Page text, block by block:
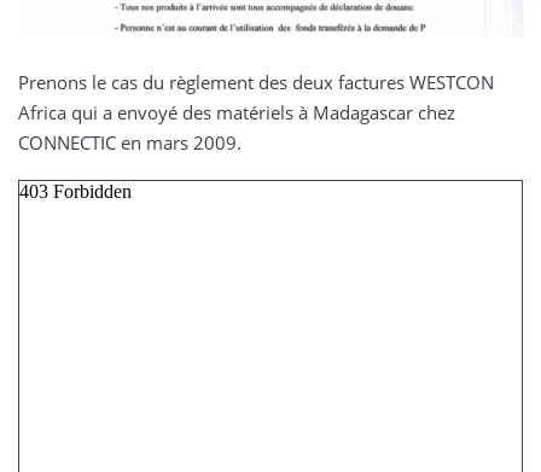
Prenons le cas du règlement des deux factures WESTCON
Africa qui a envoyé des matériels à Madagascar chez
CONNECTIC en mars 2009.